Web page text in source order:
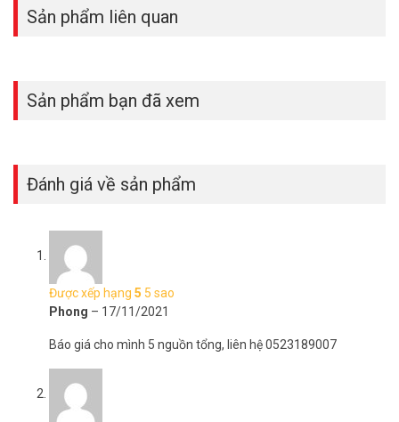
Tham khảo các kênh thông tin khác:
– Facebook:
https://www.facebook.com/vuhoangtelecom/
Sản phẩm liên quan
Sản phẩm bạn đã xem
Đánh giá về sản phẩm
Được xếp hạng 5 5 sao
Phong – 17/11/2021
Báo giá cho mình 5 nguồn tổng, liên hệ 0523189007